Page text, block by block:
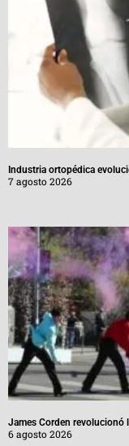
Industria ortopédica
7 agosto 2026
James Corden revolucionó
6 agosto 2026